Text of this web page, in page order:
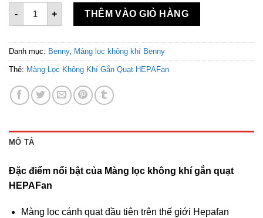
-
Màng Lọc Không Khí Gắn Quạt HEPAFan, Loại Bỏ Bụi Mịn
+ THÊM VÀO GIỎ HÀNG
Danh mục: Benny, Màng lọc không khí Benny
Thẻ: Màng Lọc Không Khí Gắn Quạt HEPAFan
MÔ TẢ
Đặc điểm nổi bật của Màng lọc không khí gắn quạt
HEPAFan
Màng lọc cánh quạt đầu tiên trên thế giới Hepafan